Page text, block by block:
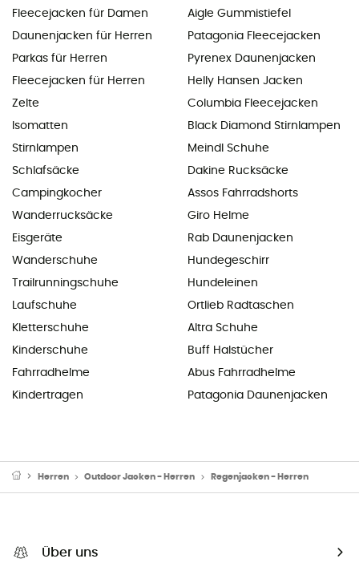
Fleecejacken für Damen
Daunenjacken für Herren
Parkas für Herren
Fleecejacken für Herren
Zelte
Isomatten
Stirnlampen
Schlafsäcke
Campingkocher
Wanderrucksäcke
Eisgeräte
Wanderschuhe
Trailrunningschuhe
Laufschuhe
Kletterschuhe
Kinderschuhe
Fahrradhelme
Kindertragen
Aigle Gummistiefel
Patagonia Fleecejacken
Pyrenex Daunenjacken
Helly Hansen Jacken
Columbia Fleecejacken
Black Diamond Stirnlampen
Meindl Schuhe
Dakine Rucksäcke
Assos Fahrradshorts
Giro Helme
Rab Daunenjacken
Hundegeschirr
Hundeleinen
Ortlieb Radtaschen
Altra Schuhe
Buff Halstücher
Abus Fahrradhelme
Patagonia Daunenjacken
Herren Outdoor Jacken - Herren Regenjacken - Herren
Über uns